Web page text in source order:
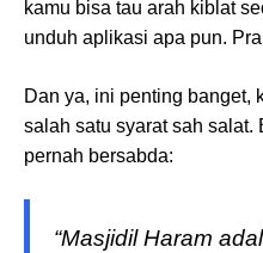
kamu bisa tau arah kiblat
unduh aplikasi apa pun.
Dan ya, ini penting banget,
salah satu syarat sah
pernah bersabda:
“Masjidil Haram